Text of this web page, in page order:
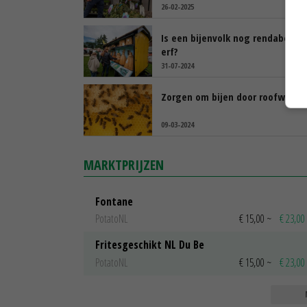
26-02-2025
Is een bijenvolk nog rendabel
erf?
31-07-2024
Zorgen om bijen door roofwesp
09-03-2024
MARKTPRIJZEN
Fontane
PotatoNL
€ 15,00 ~ € 23,00
Fritesgeschikt NL Du Be
PotatoNL
€ 15,00 ~ € 23,00